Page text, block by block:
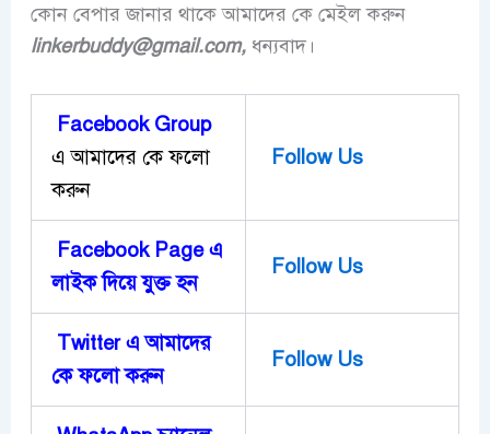
কোন বেপার জানার থাকে আমাদের কে মেইল করুন
linkerbuddy@gmail.com, ধন্যবাদ।
Facebook Group
এ আমাদের কে ফলো
করুন
Follow Us
Facebook Page এ
লাইক দিয়ে ‍যুক্ত হন
Follow Us
Twitter এ আমাদের
কে ফলো করুন
Follow Us